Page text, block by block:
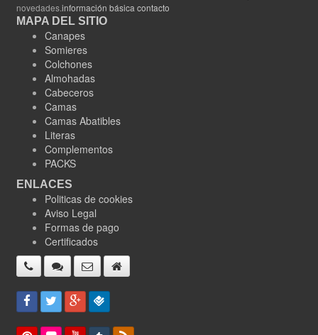
novedades.información básica contacto
MAPA DEL SITIO
Canapes
Somieres
Colchones
Almohadas
Cabeceros
Camas
Camas Abatibles
Literas
Complementos
PACKS
ENLACES
Politicas de cookies
Aviso Legal
Formas de pago
Certificados